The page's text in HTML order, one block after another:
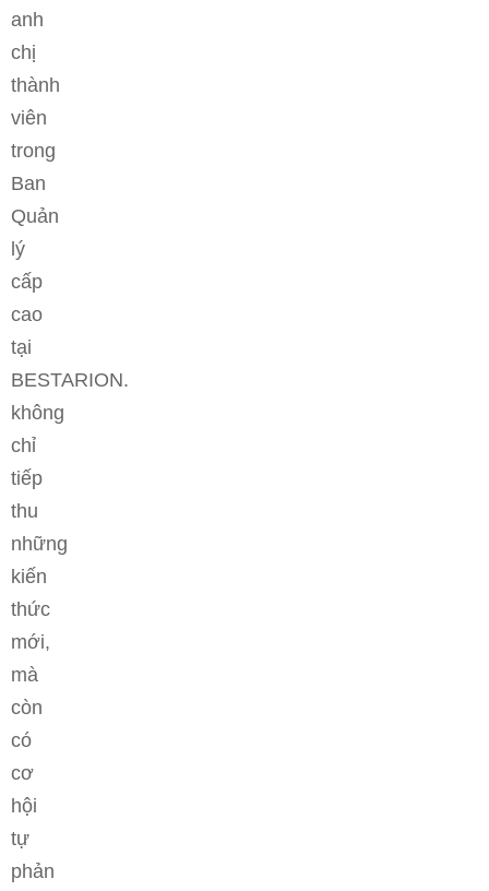
anh
chị
thành
viên
trong
Ban
Quản
lý
cấp
cao
tại
BESTARION.
không
chỉ
tiếp
thu
những
kiến
thức
mới,
mà
còn
có
cơ
hội
tự
phản